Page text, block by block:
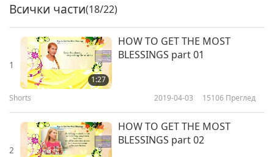
15%. A wild cat 2-6%. A fox even 4%. Okay, we
can go on forever. No wonder, the Lord in the
Bible says that, “I created all the animals to be
your helpers”. Now we understand?
scrolls
Всички части(18/22)
1
1:27
HOW TO GET THE MOST
BLESSINGS part 01
Shorts 2019-04-03 15106 Преглед
2
HOW TO GET THE MOST
BLESSINGS part 02